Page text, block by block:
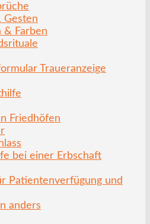
Gesten
& Farben
Traueranzeige
Friedhöfen
bei einer Erbschaft
Patientenverfügung und
anders